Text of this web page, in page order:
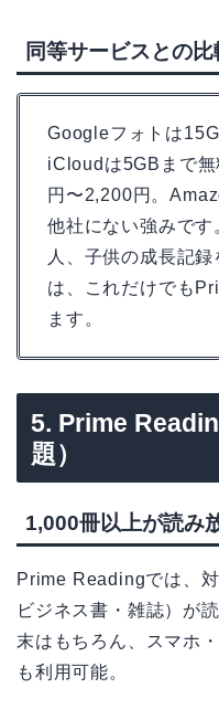
同等サービスとの比
Googleフォトは
iCloudは5GBまで
円〜2,200円。
他社にない強みで
人、子供の成長記
は、これだけでも
ます。
5. Prime
題）
1,000冊以上が読み
Prime Readingでは、
ビジネス書・雑誌）が
末はもちろん、スマホ
も利用可能。